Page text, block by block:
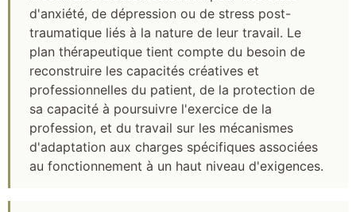
d'anxiété, de dépression ou de stress post-
traumatique liés à la nature de leur travail. Le
plan thérapeutique tient compte du besoin de
reconstruire les capacités créatives et
professionnelles du patient, de la protection de
sa capacité à poursuivre l'exercice de la
profession, et du travail sur les mécanismes
d'adaptation aux charges spécifiques associées
au fonctionnement à un haut niveau d'exigences.